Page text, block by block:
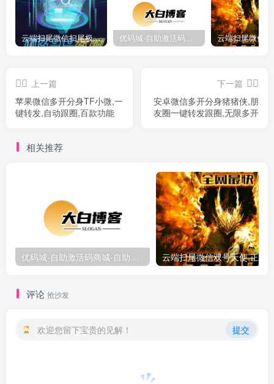
云端扫尾微信扫尾极光,天使,格力,新百伦双号正版点数点卡授权充值
上一篇
苹果微信多开分身TF小微,一
键转发,自动跟圈,百款功能
下一篇
安卓微信多开分身猪猪侠,朋
友圈一键转发跟圈,无限多开
相关推荐
优码城-自助激活码商城-自助购卡点击-激活码24小时自助发卡地址
评论 抢沙发
欢迎您留下宝贵的见解！ 提交